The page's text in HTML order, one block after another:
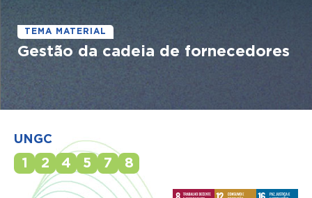
TEMA MATERIAL
Gestão da cadeia de fornecedores
UNGC
1 2 4 5 7 8